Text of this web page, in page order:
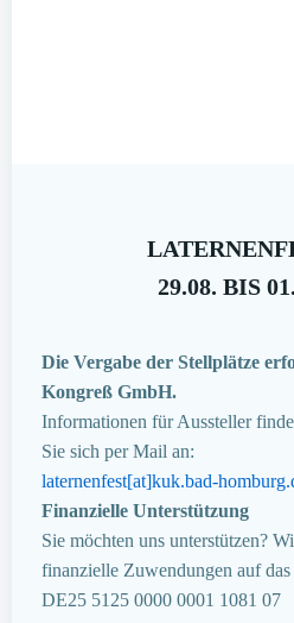
29.08. BIS
Die Vergabe der Stellplätze
Kongreß GmbH.
Informationen für Aussteller
Sie sich per Mail an:
laternenfest[at]kuk.bad-
Finanzielle Unterstützung
Sie möchten uns unterstützen?
finanzielle Zuwendungen auf
DE25 5125 0000 0001 1081 07